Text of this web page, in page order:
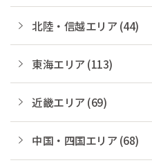
北陸・信越エリア (44)
東海エリア (113)
近畿エリア (69)
中国・四国エリア (68)